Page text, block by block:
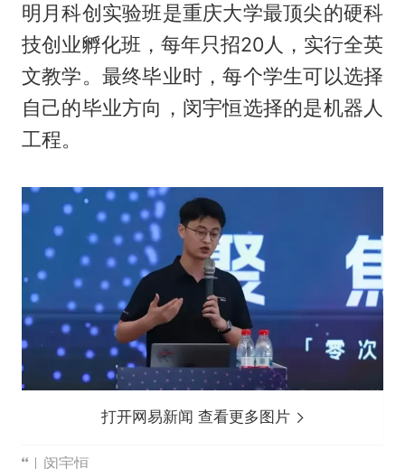
明月科创实验班是重庆大学最顶尖的硬科
技创业孵化班，每年只招20人，实行全英
文教学。最终毕业时，每个学生可以选择
自己的毕业方向，闵宇恒选择的是机器人
工程。
打开网易新闻 查看更多图片
｜闵宇恒